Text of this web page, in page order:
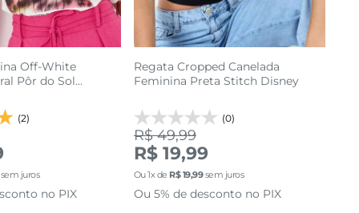
Off-White
Pôr do Sol
(2)
juros
no PIX
Regata Cropped Canelada
Feminina Preta Stitch Disney
(0)
R$ 49,99
R$ 19,99
Ou1x de R$19,99sem juros
Ou 5% de desconto no PIX
a sacola adicionar a sacola